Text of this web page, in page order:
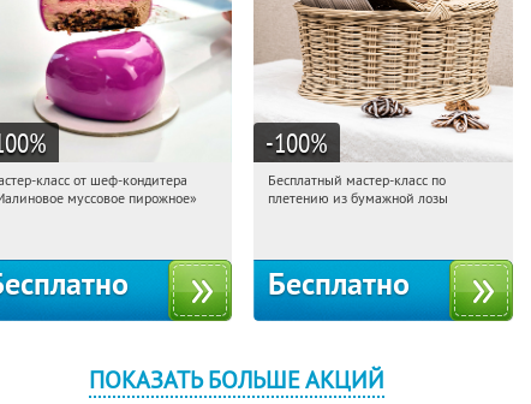
%
13:31:27 Получили:
класс от шеф-кондитера
муссовое пирожное»
-100%
13:31:27 Получили:
Бесплатный мастер-класс по
плетению из бумажной лозы
Бесплатно
ПОКАЗАТЬ БОЛЬШЕ АКЦИЙ